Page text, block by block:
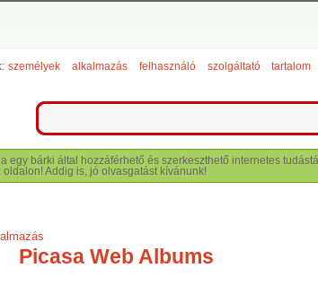
személyek alkalmazás felhasználó szolgáltató tartalom
egy bárki által hozzáférhető és szerkeszthető internetes
oldalon! Addig is, jó olvasgatást kívánunk!
Picasa Web Albums